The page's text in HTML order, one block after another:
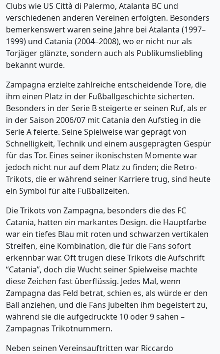
Clubs wie US Città di Palermo, Atalanta BC und
verschiedenen anderen Vereinen erfolgten. Besonders
bemerkenswert waren seine Jahre bei Atalanta (1997–
1999) und Catania (2004–2008), wo er nicht nur als
Torjäger glänzte, sondern auch als Publikumsliebling
bekannt wurde.
Zampagna erzielte zahlreiche entscheidende Tore, die
ihm einen Platz in der Fußballgeschichte sicherten.
Besonders in der Serie B steigerte er seinen Ruf, als er
in der Saison 2006/07 mit Catania den Aufstieg in die
Serie A feierte. Seine Spielweise war geprägt von
Schnelligkeit, Technik und einem ausgeprägten Gespür
für das Tor. Eines seiner ikonischsten Momente war
jedoch nicht nur auf dem Platz zu finden; die Retro-
Trikots, die er während seiner Karriere trug, sind heute
ein Symbol für alte Fußballzeiten.
Die Trikots von Zampagna, besonders die des FC
Catania, hatten ein markantes Design. die Hauptfarbe
war ein tiefes Blau mit roten und schwarzen vertikalen
Streifen, eine Kombination, die für die Fans sofort
erkennbar war. Oft trugen diese Trikots die Aufschrift
“Catania”, doch die Wucht seiner Spielweise machte
diese Zeichen fast überflüssig. Jedes Mal, wenn
Zampagna das Feld betrat, schien es, als würde er den
Ball anziehen, und die Fans jubelten ihm begeistert zu,
während sie die aufgedruckte 10 oder 9 sahen –
Zampagnas Trikotnummern.
Neben seinen Vereinsauftritten war Riccardo